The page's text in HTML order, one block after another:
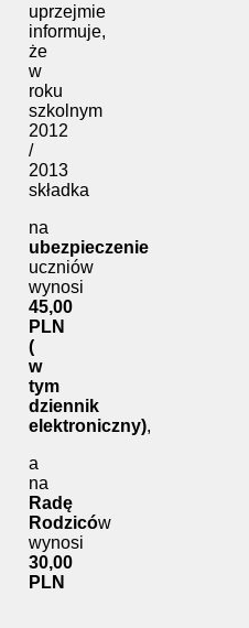
uprzejmie
informuje,
że
w
roku
szkolnym
2012
/
2013
składka
na
ubezpieczenie
uczniów
wynosi
45,00
PLN
(
w
tym
dziennik
elektroniczny),
a
na
Radę
Rodziców
wynosi
30,00
PLN